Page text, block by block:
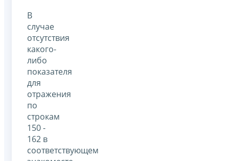
В
случае
отсутствия
какого-
либо
показателя
для
отражения
по
строкам
150 -
162 в
соответствующем